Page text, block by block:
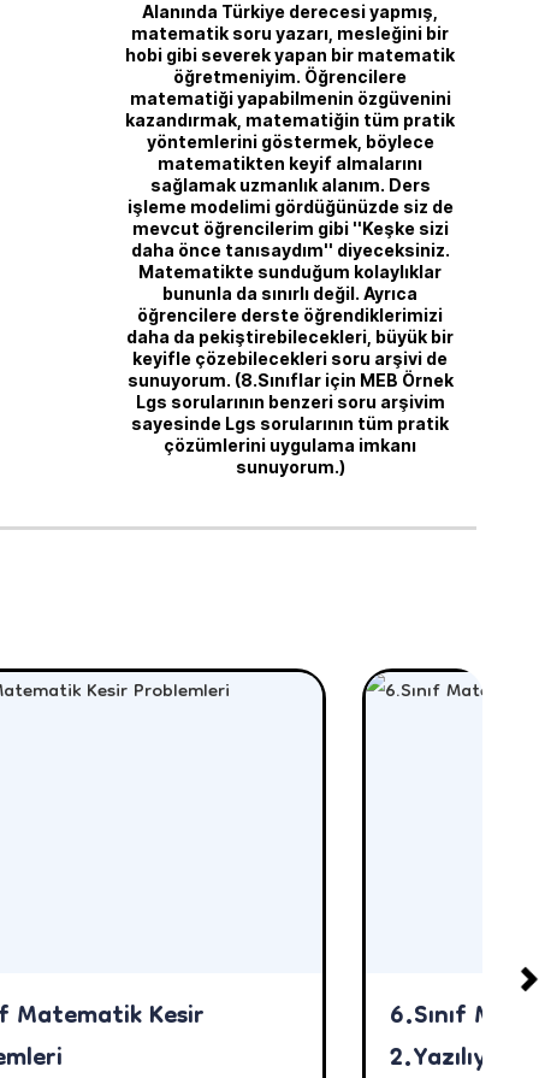
Alanında Türkiye derecesi yapmış,
matematik soru yazarı, mesleğini bir
hobi gibi severek yapan bir matematik
öğretmeniyim. Öğrencilere
matematiği yapabilmenin özgüvenini
kazandırmak, matematiğin tüm pratik
yöntemlerini göstermek, böylece
matematikten keyif almalarını
sağlamak uzmanlık alanım. Ders
işleme modelimi gördüğünüzde siz de
mevcut öğrencilerim gibi ''Keşke sizi
daha önce tanısaydım'' diyeceksiniz.
Matematikte sunduğum kolaylıklar
bununla da sınırlı değil. Ayrıca
öğrencilere derste öğrendiklerimizi
daha da pekiştirebilecekleri, büyük bir
keyifle çözebilecekleri soru arşivi de
sunuyorum. (8.Sınıflar için MEB Örnek
Lgs sorularının benzeri soru arşivim
sayesinde Lgs sorularının tüm pratik
çözümlerini uygulama imkanı
sunuyorum.)
Matematik Kesir 6.Sınıf
2.Yazılıya